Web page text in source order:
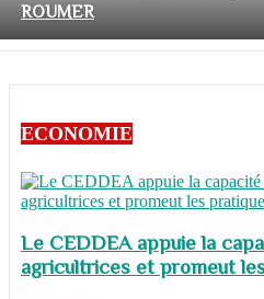
ROUMER
ECONOMIE
Le CEDDEA appuie la
agricultrices et promeut